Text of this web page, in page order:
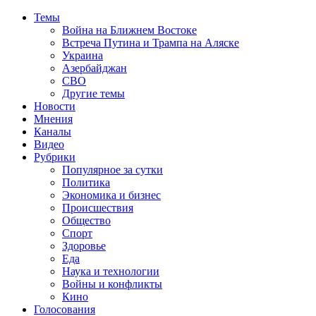
Темы
Война на Ближнем Востоке
Встреча Путина и Трампа на Аляске
Украина
Азербайджан
СВО
Другие темы
Новости
Мнения
Каналы
Видео
Рубрики
Популярное за сутки
Политика
Экономика и бизнес
Происшествия
Общество
Спорт
Здоровье
Еда
Наука и технологии
Войны и конфликты
Кино
Голосования